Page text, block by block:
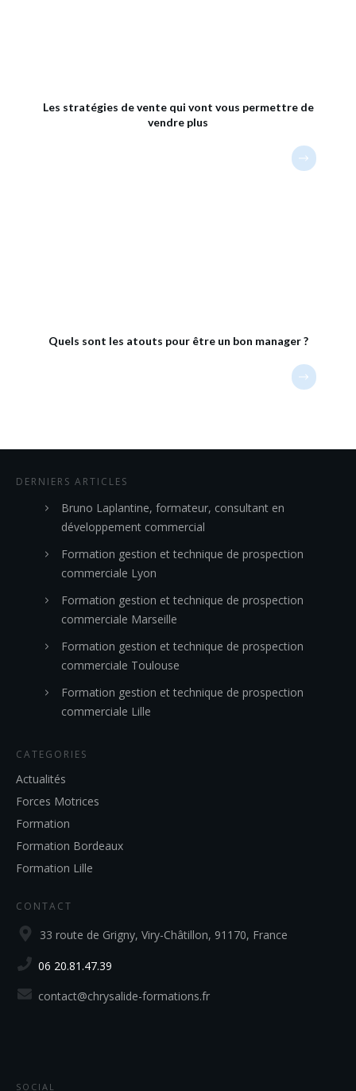
Les stratégies de vente qui vont vous permettre de
vendre plus
Quels sont les atouts pour être un bon manager ?
DERNIERS ARTICLES
Bruno Laplantine, formateur, consultant en
développement commercial
Formation gestion et technique de prospection
commerciale Lyon
Formation gestion et technique de prospection
commerciale Marseille
Formation gestion et technique de prospection
commerciale Toulouse
Formation gestion et technique de prospection
commerciale Lille
CATEGORIES
Actualités
Forces Motrices
Formation
Formation Bordeaux
Formation Lille
CONTACT
33 route de Grigny, Viry-Châtillon, 91170, France
06 20.81.47.39
contact@chrysalide-formations.fr
SOCIAL